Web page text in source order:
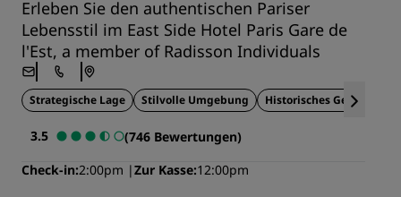
Erleben Sie den authentischen Pariser
Lebensstil im East Side Hotel Paris Gare de
l'Est, a member of Radisson Individuals
Strategische Lage Stilvolle Umgebung Historisches Gebäude
3.5
(746 Bewertungen)
Check-in 2:00pm Zur Kasse 12:00pm